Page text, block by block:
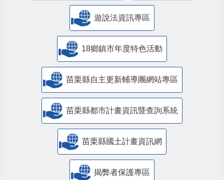
酒後代駕服務專區
遊說法資訊專區
18鄉鎮市年度特色活動
苗栗縣自主更新輔導團網站專區
苗栗縣都市計畫資訊暨查詢系統
苗栗縣國土計畫資訊網